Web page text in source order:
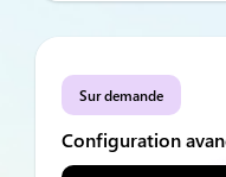
Sur demande
Configuration